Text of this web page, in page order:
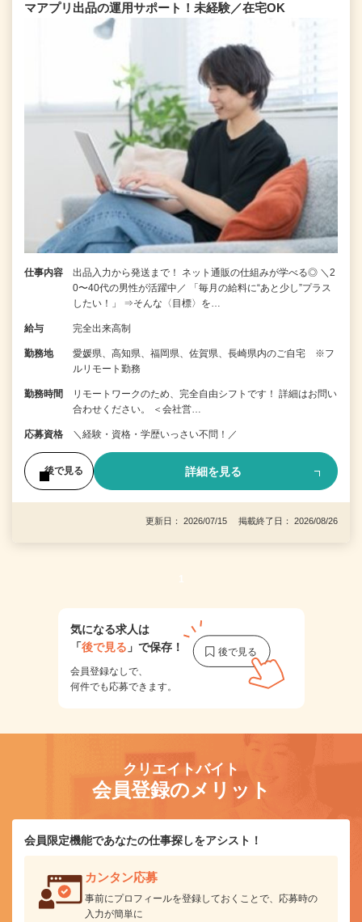
マアプリ出品の運用サポート！未経験／在宅OK
仕事内容
出品入力から発送まで！ ネット通販の仕組みが学べる◎ ＼2
0〜40代の男性が活躍中／ 「毎月の給料に“あと少し”プラス
したい！」 ⇒そんな〈目標〉を…
給与 完全出来高制
勤務地
愛媛県、高知県、福岡県、佐賀県、長崎県内のご自宅 ※フ
ルリモート勤務
勤務時間
リモートワークのため、完全自由シフトです！ 詳細はお問い
合わせください。 ＜会社営…
応募資格 ＼経験・資格・学歴いっさい不問！／
後で見る 詳細を見る
更新日： 2026/07/15 掲載終了日： 2026/08/26
1
気になる求人は
「後で見る 」で保存！
会員登録なしで、
何件でも応募できます。
クリエイトバイト
会員登録のメリット
会員限定機能であなたの仕事探しをアシスト！
カンタン応募
事前にプロフィールを登録しておくことで、応募時の
入力が簡単に